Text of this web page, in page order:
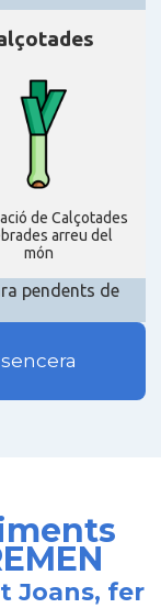
de Calçotades
arreu del
món
pendents de
Joans, fer